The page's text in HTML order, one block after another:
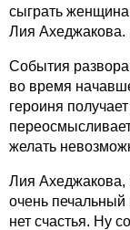
сыграть
Лия Ахеджакова.
События
во время
героиня
желать
Лия Ахеджакова,
очень печальный
нет счастья. Ну